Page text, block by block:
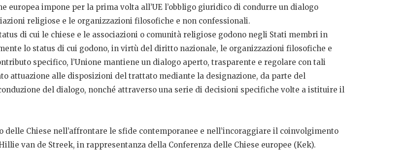
europea impone per la prima volta all’UE l’obbligo giuridico di condurre un dialogo
religiose e le organizzazioni filosofiche e non confessionali.
di cui le chiese e le associazioni o comunità religiose godono negli Stati membri in
lo status di cui godono, in virtù del diritto nazionale, le organizzazioni filosofiche e
specifico, l’Unione mantiene un dialogo aperto, trasparente e regolare con tali
attuazione alle disposizioni del trattato mediante la designazione, da parte del
del dialogo, nonché attraverso una serie di decisioni specifiche volte a istituire il
Chiese nell’affrontare le sfide contemporanee e nell’incoraggiare il coinvolgimento
van de Streek, in rappresentanza della Conferenza delle Chiese europee (Kek).